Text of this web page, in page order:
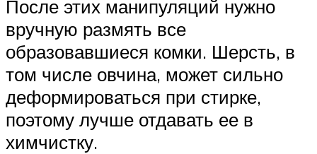
После этих манипуляций нужно
вручную размять все
образовавшиеся комки. Шерсть, в
том числе овчина, может сильно
деформироваться при стирке,
поэтому лучше отдавать ее в
химчистку.